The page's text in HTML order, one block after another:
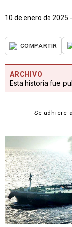
10 de enero de 2025
COMPARTIR
ARCHIVO
Esta historia fue
Se adhiere